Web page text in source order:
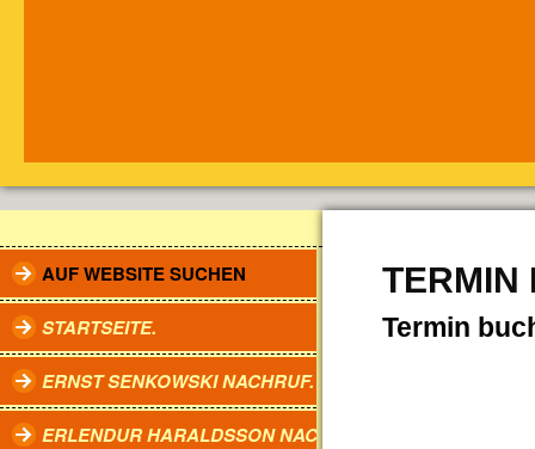
AUF WEBSITE SUCHEN
STARTSEITE.
ERNST SENKOWSKI NACHRUF.
ERLENDUR HARALDSSON NACHRUF.
TERMIN
Termin